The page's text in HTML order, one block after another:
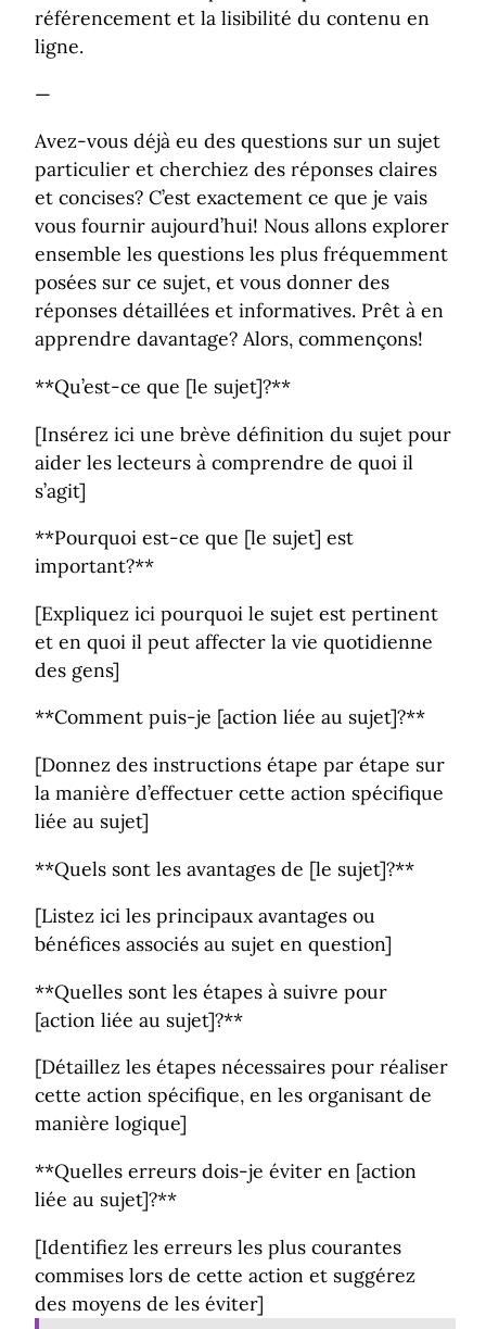
référencement et la lisibilité du contenu en
ligne.
—
Avez-vous déjà eu des questions sur un sujet
particulier et cherchiez des réponses claires
et concises? C’est exactement ce que je vais
vous fournir aujourd’hui! Nous allons explorer
ensemble les questions les plus fréquemment
posées sur ce sujet, et vous donner des
réponses détaillées et informatives. Prêt à en
apprendre davantage? Alors, commençons!
**Qu’est-ce que [le sujet]?**
[Insérez ici une brève définition du sujet pour
aider les lecteurs à comprendre de quoi il
s’agit]
**Pourquoi est-ce que [le sujet] est
important?**
[Expliquez ici pourquoi le sujet est pertinent
et en quoi il peut affecter la vie quotidienne
des gens]
**Comment puis-je [action liée au sujet]?**
[Donnez des instructions étape par étape sur
la manière d’effectuer cette action spécifique
liée au sujet]
**Quels sont les avantages de [le sujet]?**
[Listez ici les principaux avantages ou
bénéfices associés au sujet en question]
**Quelles sont les étapes à suivre pour
[action liée au sujet]?**
[Détaillez les étapes nécessaires pour réaliser
cette action spécifique, en les organisant de
manière logique]
**Quelles erreurs dois-je éviter en [action
liée au sujet]?**
[Identifiez les erreurs les plus courantes
commises lors de cette action et suggérez
des moyens de les éviter]